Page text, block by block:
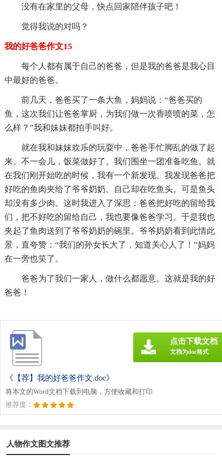
没有在家里的父母，快点回家陪伴孩子吧！
觉得我说的对吗？
我的好爸爸作文15
每个人都有属于自己的爸爸，但是我的爸爸是我心目
中最好的爸爸。
前几天，爸爸买了一条大鱼，妈妈说：“爸爸买的
鱼，这次我们让爸爸掌厨，为我们做一次香喷喷的菜，怎
么样？”我和妹妹都拍手叫好。
就在我和妹妹欢乐的玩耍中，爸爸手忙脚乱的做了起
来。不一会儿，饭菜做好了。我们围坐一团准备吃鱼。就
在我们刚开始吃的时候，我有一个新发现。我发现爸爸把
好吃的鱼肉夹给了爷爷奶奶。自己却在吃鱼头。可是鱼头
却没有多少肉。这时我进入了深思：爸爸把好吃的留给我
们，把不好吃的留给自己，我也要像爸爸学习。于是我也
夹起了鱼肉送到了爷爷奶奶的碗里。爷爷奶奶看到此情此
景，直夸赞：“我们的孙女长大了，知道关心人了！”妈妈
在一旁也笑了。
爸爸为了我们一家人，做什么都愿意。这就是我的好
爸爸！
《【荐】我的好爸爸作文.doc》
将本文的Word文档下载到电脑，方便收藏和打印
推荐度：
点击下载文档
文档为doc格式
人物作文图文推荐